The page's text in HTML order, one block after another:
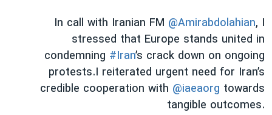
سفر پرزیدنت ترامپ به چینIn call with Iranian FM @Amirabdolahian, I
stressed that Europe stands united in
condemning #Iran’s crack down on ongoing
protests.I reiterated urgent need for Iran’s
credible cooperation with @iaeaorg towards
tangible outcomes.